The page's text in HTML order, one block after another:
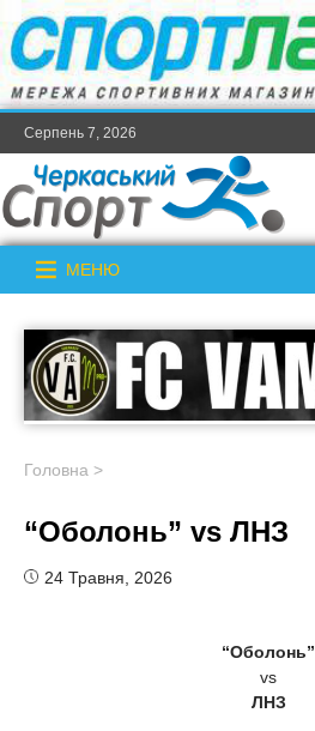
Серпень 7, 2026
МЕНЮ
Головна >
“Оболонь” vs ЛНЗ
24 Травня, 2026
“Оболонь”
vs
ЛНЗ